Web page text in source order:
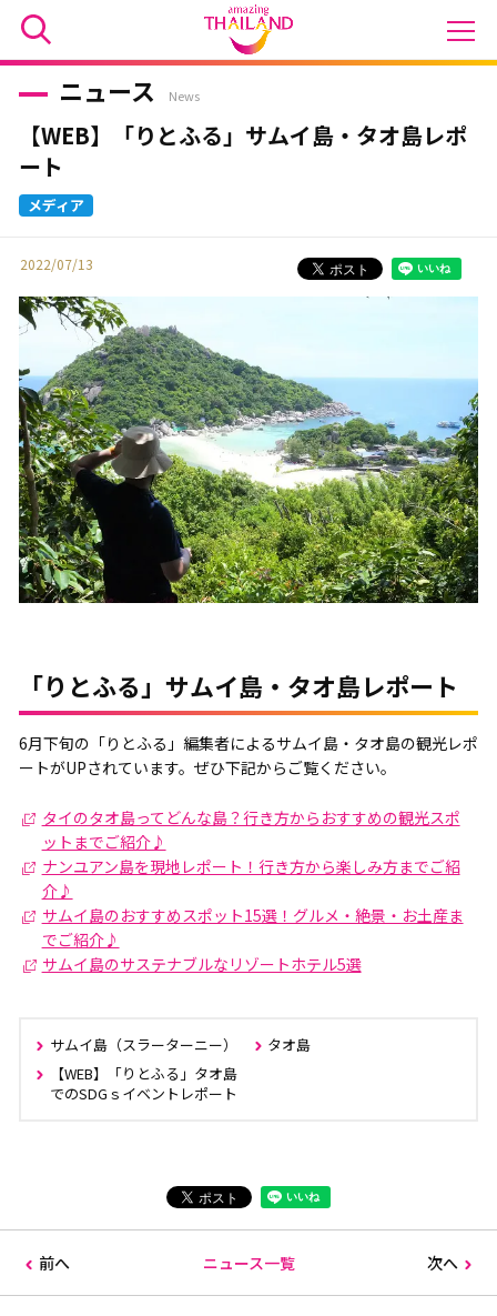
ニュース News
【WEB】「りとふる」サムイ島・タオ島レポ
ート
2022/07/13
「りとふる」サムイ島・タオ島レポート
6月下旬の「りとふる」編集者によるサムイ島・タオ島の観光レポ
ートがUPされています。ぜひ下記からご覧ください。
タイのタオ島ってどんな島？行き方からおすすめの観光スポ
ットまでご紹介♪
ナンユアン島を現地レポート！行き方から楽しみ方までご紹
介♪
サムイ島のおすすめスポット15選！グルメ・絶景・お土産ま
でご紹介♪
サムイ島のサステナブルなリゾートホテル5選
サムイ島（スラーターニー）
タオ島
【WEB】「りとふる」タオ島
でのSDGｓイベントレポート
前へ ニュース一覧 次へ